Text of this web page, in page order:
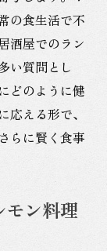
の食生活で不
酒屋でのラン
い質問とし
どのように健
える形で、
らに賢く食事
ン料理